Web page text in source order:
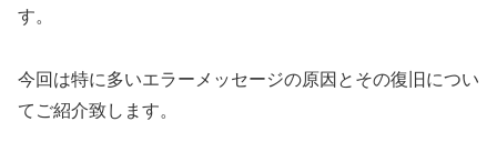
す。
今回は特に多いエラーメッセージの原因とその復旧につい
てご紹介致します。